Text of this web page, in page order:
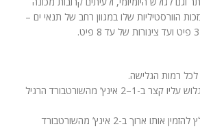
את
כל
הצהרת נגישות
הוורסטיליות שלו במגוון רחב של תנאי ים –
לגולשים מנוסים: מומלץ לגלוש עליו קצר ב-1–2 אינץ’ מהשורטבורד הרגיל
למי שבתחילת הדרך: מומלץ להזמין אותו ארוך ב-2 אינץ’ מהשורטבורד